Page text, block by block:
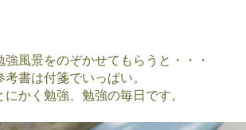
強風景をのぞかせてもらうと・・・
考書は付箋でいっぱい。
にかく勉強、勉強の毎日です。